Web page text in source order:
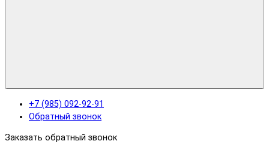
+7 (985) 092-92-91
Обратный звонок
Заказать обратный звонок